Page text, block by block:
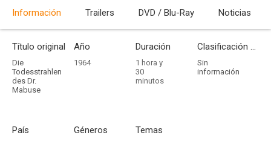
Información Trailers DVD / Blu-Ray Noticias
Título original
Die
Todesstrahlen
des Dr.
Mabuse
Año
1964
Duración
1 hora y
30
minutos
Clasificación por edades
Sin
información
País Géneros Temas